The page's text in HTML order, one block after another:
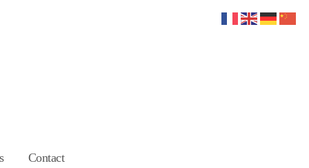
Contact